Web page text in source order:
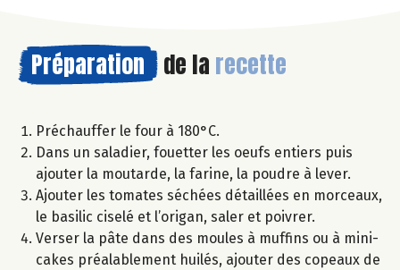
Préparation de la recette
Préchauffer le four à 180°C.
Dans un saladier, fouetter les oeufs entiers puis
ajouter la moutarde, la farine, la poudre à lever.
Ajouter les tomates séchées détaillées en morceaux,
le basilic ciselé et l’origan, saler et poivrer.
Verser la pâte dans des moules à muffins ou à mini-
cakes préalablement huilés, ajouter des copeaux de